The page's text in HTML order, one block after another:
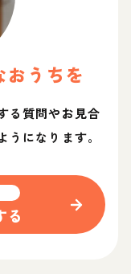
おうちを
る質問やお見合
になります。
る